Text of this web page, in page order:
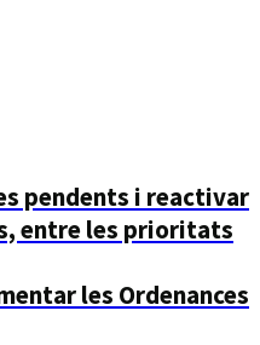
pendents i reactivar
entre les prioritats
les Ordenances